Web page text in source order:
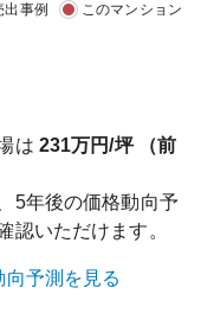
出事例 このマンション
は 231万円/坪 （前
5年後の価格動向予
認いただけます。
予測を見る